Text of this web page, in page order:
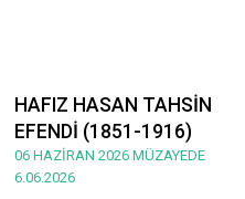
HAFIZ HASAN TAHSİN
EFENDİ (1851-1916)
06 HAZİRAN 2026 MÜZAYEDE
6.06.2026